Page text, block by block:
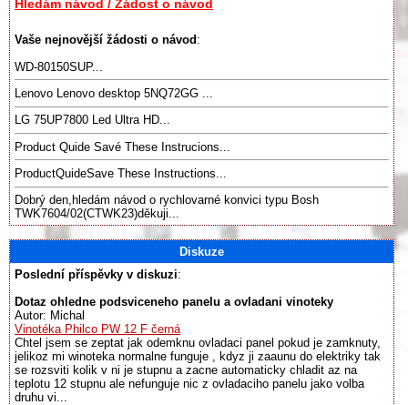
Hledám návod / Žádost o návod
Vaše nejnovější žádosti o návod :
WD-80150SUP...
Lenovo Lenovo desktop 5NQ72GG ...
LG 75UP7800 Led Ultra HD...
Product Quide Savé These Instrucions...
ProductQuideSave These Instructions...
Dobrý den,hledám návod o rychlovarné konvici typu Bosh
TWK7604/02(CTWK23)děkuji...
Diskuze
Poslední příspěvky v diskuzi:
Dotaz ohledne podsviceneho panelu a ovladani vinoteky
Autor: Michal
Vinotéka Philco PW 12 F černá
Chtel jsem se zeptat jak odemknu ovladaci panel pokud je zamknuty,
jelikoz mi winoteka normalne funguje , kdyz ji zaaunu do elektriky tak
se rozsviti kolik v ni je stupnu a zacne automaticky chladit az na
teplotu 12 stupnu ale nefunguje nic z ovladaciho panelu jako volba
druhu vi...